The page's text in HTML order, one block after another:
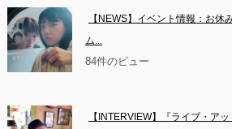
【NEWS】イベント情報：お休
ム...
84件のビュー
【INTERVIEW】『ライブ・ア